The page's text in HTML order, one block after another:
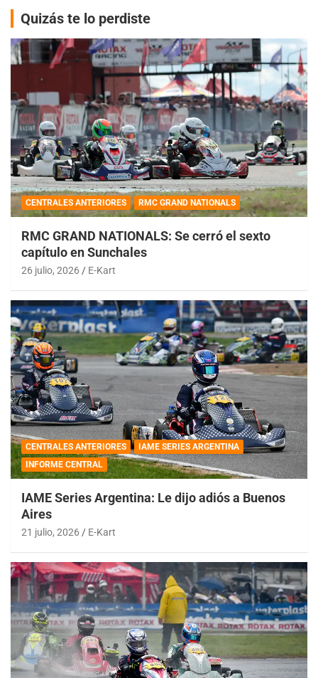
Quizás te lo perdiste
CENTRALES ANTERIORES RMC GRAND NATIONALS
RMC GRAND NATIONALS: Se cerró el sexto
capítulo en Sunchales
26 julio, 2026 E-Kart
CENTRALES ANTERIORES
IAME SERIES ARGENTINA
INFORME CENTRAL
IAME Series Argentina: Le dijo adiós a Buenos
Aires
21 julio, 2026 E-Kart